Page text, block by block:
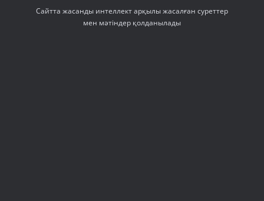
Сайтта жасанды интеллект арқылы жасалған суреттер
мен мәтіндер қолданылады